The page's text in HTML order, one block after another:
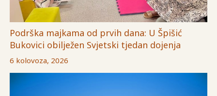
Podrška majkama od prvih dana: U Špišić
Bukovici obilježen Svjetski tjedan dojenja
6 kolovoza, 2026